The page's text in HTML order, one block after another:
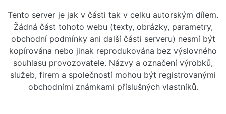
Tento server je jak v části tak v celku autorským dílem.
Žádná část tohoto webu (texty, obrázky, parametry,
obchodní podmínky ani další části serveru) nesmí být
kopírována nebo jinak reprodukována bez výslovného
souhlasu provozovatele. Názvy a označení výrobků,
služeb, firem a společností mohou být registrovanými
obchodními známkami příslušných vlastníků.